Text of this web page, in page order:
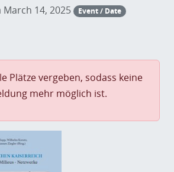
14, 2025
Event / Date
Plätze vergeben, sodass keine
mehr möglich ist.